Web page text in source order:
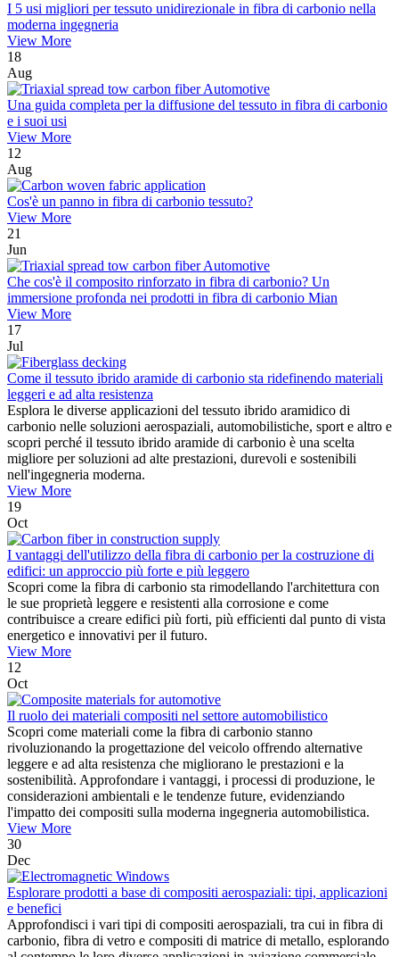
I 5 usi migliori per tessuto unidirezionale in fibra di carbonio nella
moderna ingegneria
View More
18
Aug
Una guida completa per la diffusione del tessuto in fibra di carbonio
e i suoi usi
View More
12
Aug
Cos'è un panno in fibra di carbonio tessuto?
View More
21
Jun
Che cos'è il composito rinforzato in fibra di carbonio? Un
immersione profonda nei prodotti in fibra di carbonio Mian
View More
17
Jul
Come il tessuto ibrido aramide di carbonio sta ridefinendo materiali
leggeri e ad alta resistenza
Esplora le diverse applicazioni del tessuto ibrido aramidico di
carbonio nelle soluzioni aerospaziali, automobilistiche, sport e altro e
scopri perché il tessuto ibrido aramide di carbonio è una scelta
migliore per soluzioni ad alte prestazioni, durevoli e sostenibili
nell'ingegneria moderna.
View More
19
Oct
I vantaggi dell'utilizzo della fibra di carbonio per la costruzione di
edifici: un approccio più forte e più leggero
Scopri come la fibra di carbonio sta rimodellando l'architettura con
le sue proprietà leggere e resistenti alla corrosione e come
contribuisce a creare edifici più forti, più efficienti dal punto di vista
energetico e innovativi per il futuro.
View More
12
Oct
Il ruolo dei materiali compositi nel settore automobilistico
Scopri come materiali come la fibra di carbonio stanno
rivoluzionando la progettazione del veicolo offrendo alternative
leggere e ad alta resistenza che migliorano le prestazioni e la
sostenibilità. Approfondare i vantaggi, i processi di produzione, le
considerazioni ambientali e le tendenze future, evidenziando
l'impatto dei compositi sulla moderna ingegneria automobilistica.
View More
30
Dec
Esplorare prodotti a base di compositi aerospaziali: tipi, applicazioni
e benefici
Approfondisci i vari tipi di compositi aerospaziali, tra cui in fibra di
carbonio, fibra di vetro e compositi di matrice di metallo, esplorando